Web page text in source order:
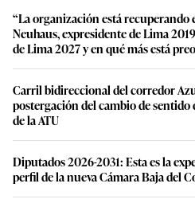
“La organización está recuperando
Neuhaus, expresidente de Lima
de Lima 2027 y en qué más está
Carril bidireccional del corredor
postergación del cambio de sentido
de la ATU
Diputados 2026-2031: Esta es la
perfil de la nueva Cámara Baja del